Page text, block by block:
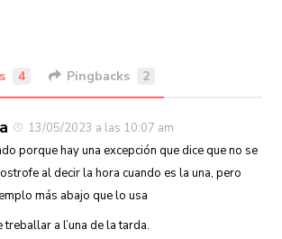
4 Pingbacks 2
13/05/2023 a las 10:07 am
porque hay una excepción que dice que no se
al decir la hora cuando es la una, pero
más abajo que lo usa
treballar a l’una de la tarda.